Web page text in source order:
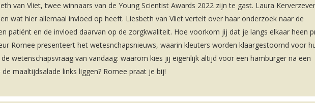
van Vliet, twee winnaars van de Young Scientist Awards 2022 zijn te gast. Laura
wat hier allemaal invloed op heeft. Liesbeth van Vliet vertelt over haar onderzoek naar de
patiënt en de invloed daarvan op de zorgkwaliteit. Hoe voorkom jij dat je langs elkaar heen
Romee presenteert het wetesnchapsnieuws, waarin kleuters worden klaargestoomd voor
wetenschapsvraag van vandaag: waarom kies jij eigenlijk altijd voor een hamburger na een
maaltijdsalade links liggen? Romee praat je bij!